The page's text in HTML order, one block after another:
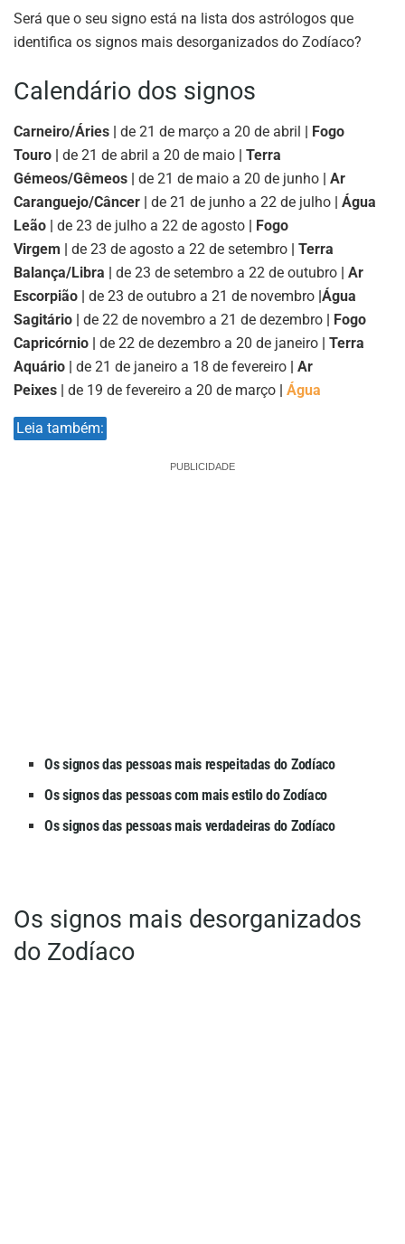
Será que o seu signo está na lista dos astrólogos que
identifica os signos mais desorganizados do Zodíaco?
Calendário dos signos
Carneiro/Áries | de 21 de março a 20 de abril | Fogo
Touro | de 21 de abril a 20 de maio | Terra
Gémeos/Gêmeos | de 21 de maio a 20 de junho | Ar
Caranguejo/Câncer | de 21 de junho a 22 de julho | Água
Leão | de 23 de julho a 22 de agosto | Fogo
Virgem | de 23 de agosto a 22 de setembro | Terra
Balança/Libra | de 23 de setembro a 22 de outubro | Ar
Escorpião | de 23 de outubro a 21 de novembro |Água
Sagitário | de 22 de novembro a 21 de dezembro | Fogo
Capricórnio | de 22 de dezembro a 20 de janeiro | Terra
Aquário | de 21 de janeiro a 18 de fevereiro | Ar
Peixes | de 19 de fevereiro a 20 de março | Água
Leia também:
PUBLICIDADE
Os signos das pessoas mais respeitadas do Zodíaco
Os signos das pessoas com mais estilo do Zodíaco
Os signos das pessoas mais verdadeiras do Zodíaco
Os signos mais desorganizados
do Zodíaco